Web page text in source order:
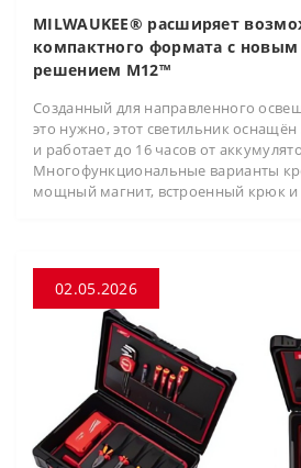
MILWAUKEE® расширяет
компактного формата с
решением M12™
Созданный для направленного
это нужно, этот светильник
и работает до 16 часов от
Многофункциональные варианты
мощный магнит, встроенный крюк и
02.05.2026